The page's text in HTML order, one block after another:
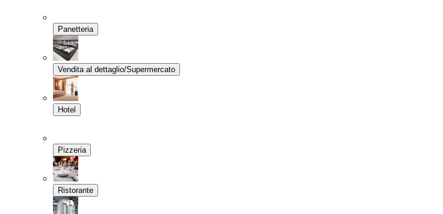
Panetteria
Vendita al dettaglio/Supermercato
Hotel
Pizzeria
Ristorante